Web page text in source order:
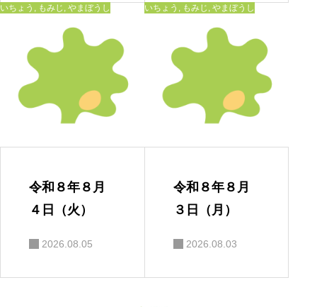
いちょう , もみじ , やまぼうし
令和８年８月
４日（火）
2026.08.05
いちょう , もみじ , やまぼうし
令和８年８月
３日（月）
2026.08.03